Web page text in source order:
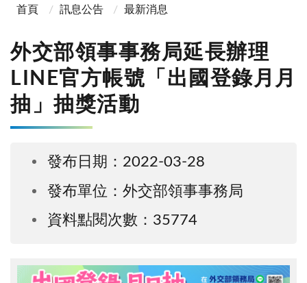
首頁 訊息公告 最新消息
外交部領事事務局延長辦理
LINE官方帳號「出國登錄月月
抽」抽獎活動
發布日期：2022-03-28
發布單位：外交部領事事務局
資料點閱次數：35774